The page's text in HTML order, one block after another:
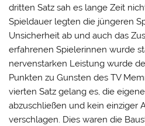
dritten Satz sah es lange Zeit
Spieldauer legten die jüngeren
Unsicherheit ab und auch das
erfahrenen Spielerinnen wurde
nervenstarken Leistung wurde
Punkten zu Gunsten des TV
vierten Satz gelang es, die
abzuschließen und kein einziger
verschlagen. Dies waren die